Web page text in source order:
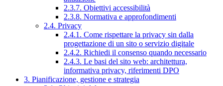
2.3.7. Obiettivi accessibilità
2.3.8. Normativa e approfondimenti
2.4. Privacy
2.4.1. Come rispettare la privacy sin dalla
progettazione di un sito o servizio digitale
2.4.2. Richiedi il consenso quando necessario
2.4.3. Le basi del sito web: architettura,
informativa privacy, riferimenti DPO
3. Pianificazione, gestione e strategia